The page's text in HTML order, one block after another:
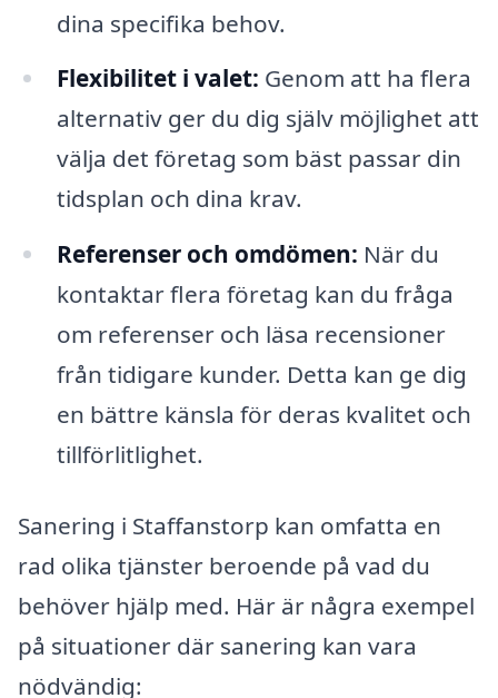
dina specifika behov.
Flexibilitet i valet: Genom att ha flera
alternativ ger du dig själv möjlighet att
välja det företag som bäst passar din
tidsplan och dina krav.
Referenser och omdömen: När du
kontaktar flera företag kan du fråga
om referenser och läsa recensioner
från tidigare kunder. Detta kan ge dig
en bättre känsla för deras kvalitet och
tillförlitlighet.
Sanering i Staffanstorp kan omfatta en
rad olika tjänster beroende på vad du
behöver hjälp med. Här är några exempel
på situationer där sanering kan vara
nödvändig: